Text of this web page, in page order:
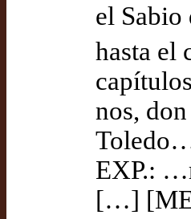
el Sabio
hasta el
nos,
EXP.:
[…]